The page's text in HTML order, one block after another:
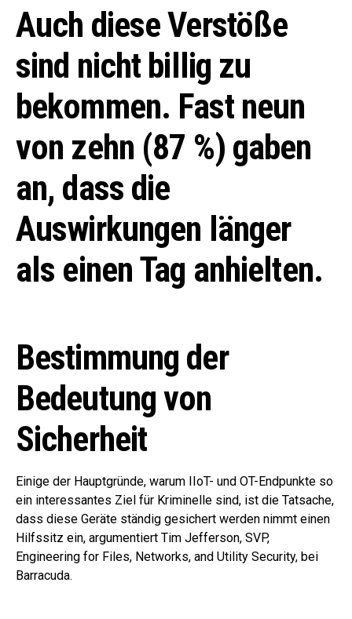
Auch diese Verstöße
sind nicht billig zu
bekommen. Fast neun
von zehn (87 %) gaben
an, dass die
Auswirkungen länger
als einen Tag anhielten.
Bestimmung der
Bedeutung von
Sicherheit
Einige der Hauptgründe, warum IIoT- und OT-Endpunkte so
ein interessantes Ziel für Kriminelle sind, ist die Tatsache,
dass diese Geräte ständig gesichert werden nimmt einen
Hilfssitz ein, argumentiert Tim Jefferson, SVP,
Engineering for Files, Networks, and Utility Security, bei
Barracuda.